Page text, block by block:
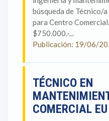
búsqueda de Técnico/
para Centro
$750.000.-...
Publicación: 19/06/
TÉCNICO EN
COMERCIAL